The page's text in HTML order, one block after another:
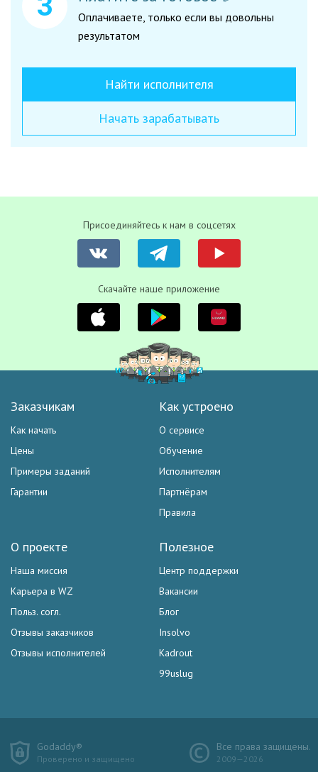
Оплачиваете, только если вы довольны
результатом
Найти исполнителя
Начать зарабатывать
Присоединяйтесь к нам в соцсетях
Скачайте наше приложение
Заказчикам
Как начать
Цены
Примеры заданий
Гарантии
Как устроено
О сервисе
Обучение
Исполнителям
Партнёрам
Правила
Полезное
Центр поддержки
Вакансии
Блог
Insolvo
Kadrout
99uslug
О проекте
Наша миссия
Карьера в WZ
Польз. согл.
Отзывы заказчиков
Отзывы исполнителей
Godaddy®
Проверено и защищено
Все права защищены.
2009—2026